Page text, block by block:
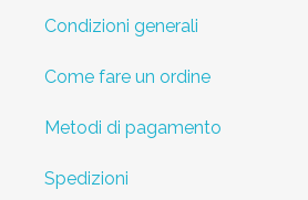
Condizioni generali
Come fare un ordine
Metodi di pagamento
Spedizioni